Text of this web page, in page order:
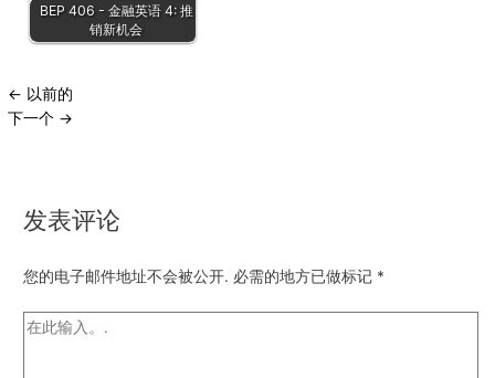
BEP 406 - 金融英语 4: 推
销新机会
← 以前的
下一个 →
发表评论
您的电子邮件地址不会被公开. 必需的地方已做标记 *